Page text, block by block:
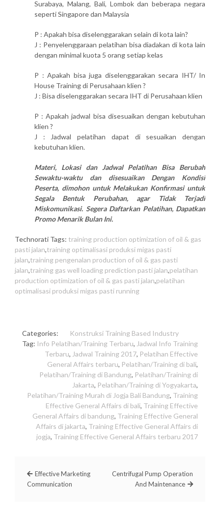
Surabaya, Malang, Bali, Lombok dan beberapa negara
seperti Singapore dan Malaysia
P : Apakah bisa diselenggarakan selain di kota lain?
J : Penyelenggaraan pelatihan bisa diadakan di kota lain
dengan minimal kuota 5 orang setiap kelas
P : Apakah bisa juga diselenggarakan secara IHT/ In
House Training di Perusahaan klien ?
J : Bisa diselenggarakan secara IHT di Perusahaan klien
P : Apakah jadwal bisa disesuaikan dengan kebutuhan
klien ?
J : Jadwal pelatihan dapat di sesuaikan dengan
kebutuhan klien.
Materi, Lokasi dan Jadwal Pelatihan Bisa Berubah
Sewaktu-waktu dan disesuaikan Dengan Kondisi
Peserta, dimohon untuk Melakukan Konfirmasi untuk
Segala Bentuk Perubahan, agar Tidak Terjadi
Miskomunikasi. Segera Daftarkan Pelatihan, Dapatkan
Promo Menarik Bulan Ini.
Technorati Tags: training production optimization of oil & gas
pasti jalan,training optimalisasi produksi migas pasti
jalan,training pengenalan production of oil & gas pasti
jalan,training gas well loading prediction pasti jalan,pelatihan
production optimization of oil & gas pasti jalan,pelatihan
optimalisasi produksi migas pasti running
Categories: Konstruksi Training Based Industry
Tag: Info Pelatihan/Training Terbaru, Jadwal Info Training
Terbaru, Jadwal Training 2017, Pelatihan Effective
General Affairs terbaru, Pelatihan/Training di bali,
Pelatihan/Training di Bandung, Pelatihan/Training di
Jakarta, Pelatihan/Training di Yogyakarta,
Pelatihan/Training Murah di Jogja Bali Bandung, Training
Effective General Affairs di bali, Training Effective
General Affairs di bandung, Training Effective General
Affairs di jakarta, Training Effective General Affairs di
jogja, Training Effective General Affairs terbaru 2017
Effective Marketing
Communication
Centrifugal Pump Operation
And Maintenance